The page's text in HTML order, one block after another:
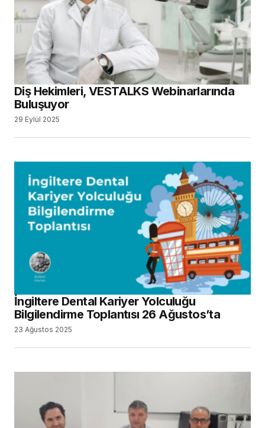
Diş Hekimleri, VESTALKS Webinarlarında
Buluşuyor
29 Eylül 2025
İngiltere Dental Kariyer Yolculuğu
Bilgilendirme Toplantısı 26 Ağustos’ta
23 Ağustos 2025